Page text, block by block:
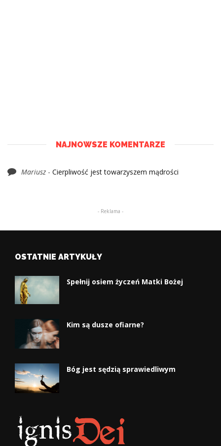
NAJNOWSZE KOMENTARZE
Mariusz - Cierpliwość jest towarzyszem mądrości
- Reklama -
OSTATNIE ARTYKUŁY
Spełnij osiem życzeń Matki Bożej
Kim są dusze ofiarne?
Bóg jest sędzią sprawiedliwym